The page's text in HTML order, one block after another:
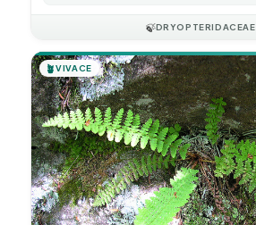
🍃DRYOPTERIDACEAE
🪴VIVACE